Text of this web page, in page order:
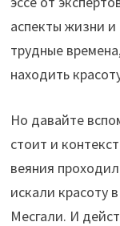
аспекты жизни
трудные
находить
Но давайте
стоит и
веяния
искали красоту
Месгали. И